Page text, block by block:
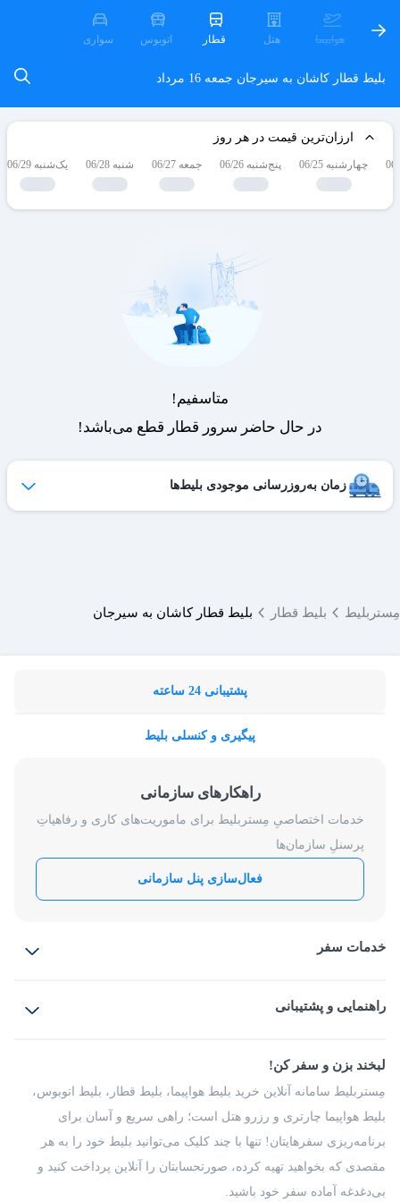
هواپیما هتل قطار اتوبوس سواری
بلیط قطار کاشان به سیرجان جمعه 16 مرداد
ارزان‌ترین قیمت در هر روز
چهارشنبه 06/25 پنج‌شنبه 06/26 جمعه 06/27 شنبه 06/28 یک‌شنبه 06/29
زمان به‌روزرسانی موجودی بلیط‌ها
متاسفیم!
در حال حاضر سرور قطار قطع می‌باشد!
مِستربلیط بلیط قطار بلیط قطار کاشان به سیرجان
پشتیبانی 24 ساعته
پیگیری و کنسلی بلیط
راهکارهای سازمانی
خدمات اختصاصیِ مِستربلیط برای ماموریت‌های کاری و رفاهیاتِ
پرسنلِ سازمان‌ها
فعال‌سازی پنل سازمانی
خدمات سفر
بلیط قطار
راهنمایی و پشتیبانی
شرایط و مقررات
راهکار سازمانی
فرصت‌های شغلی
درباره ما
لبخند بزن و سفر کن!
مِستربلیط سامانه آنلاین خرید بلیط هواپیما، بلیط قطار، بلیط اتوبوس،
بلیط هواپیما چارتری و رزرو هتل است؛ راهی سریع و آسان برای
برنامه‌ریزی سفرهایتان! تنها با چند کلیک می‌توانید بلیط خود را به هر
مقصدی که بخواهید تهیه کرده، صورتحسابتان را آنلاین پرداخت کنید و
بی‌دغدغه آماده سفر خود باشید.